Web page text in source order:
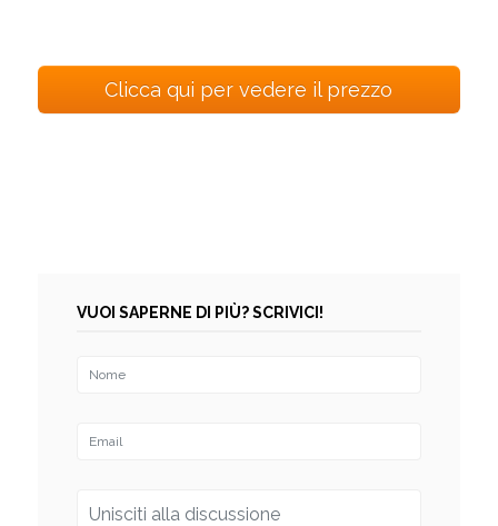
Clicca qui per vedere il prezzo
VUOI SAPERNE DI PIÙ? SCRIVICI!